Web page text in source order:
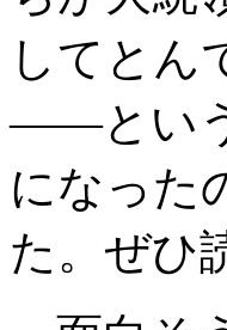
してとん
――という
になった
た。ぜひ